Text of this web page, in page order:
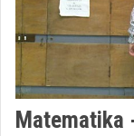
EGYETEM
Intézményi kezdőlap
Matematika